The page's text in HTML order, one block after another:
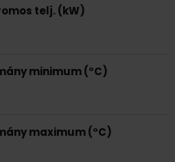
telj. (kW)
minimum (°C)
maximum (°C)